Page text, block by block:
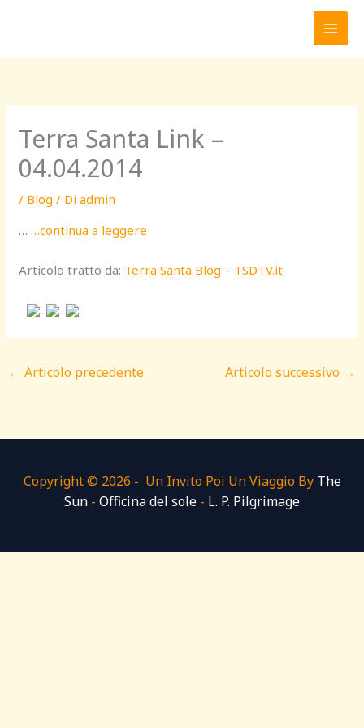
Terra Santa Link –
04.04.2014
/ Blog / Diadmin
……continua a leggere
Articolo tratto da: Terra Santa Blog – TSDTV.it
← Articolo precedente Articolo successivo →
Copyright © 2026 - Un Invito Poi Un Viaggio By The
Sun - Officina del sole - L. P. Pilgrimage